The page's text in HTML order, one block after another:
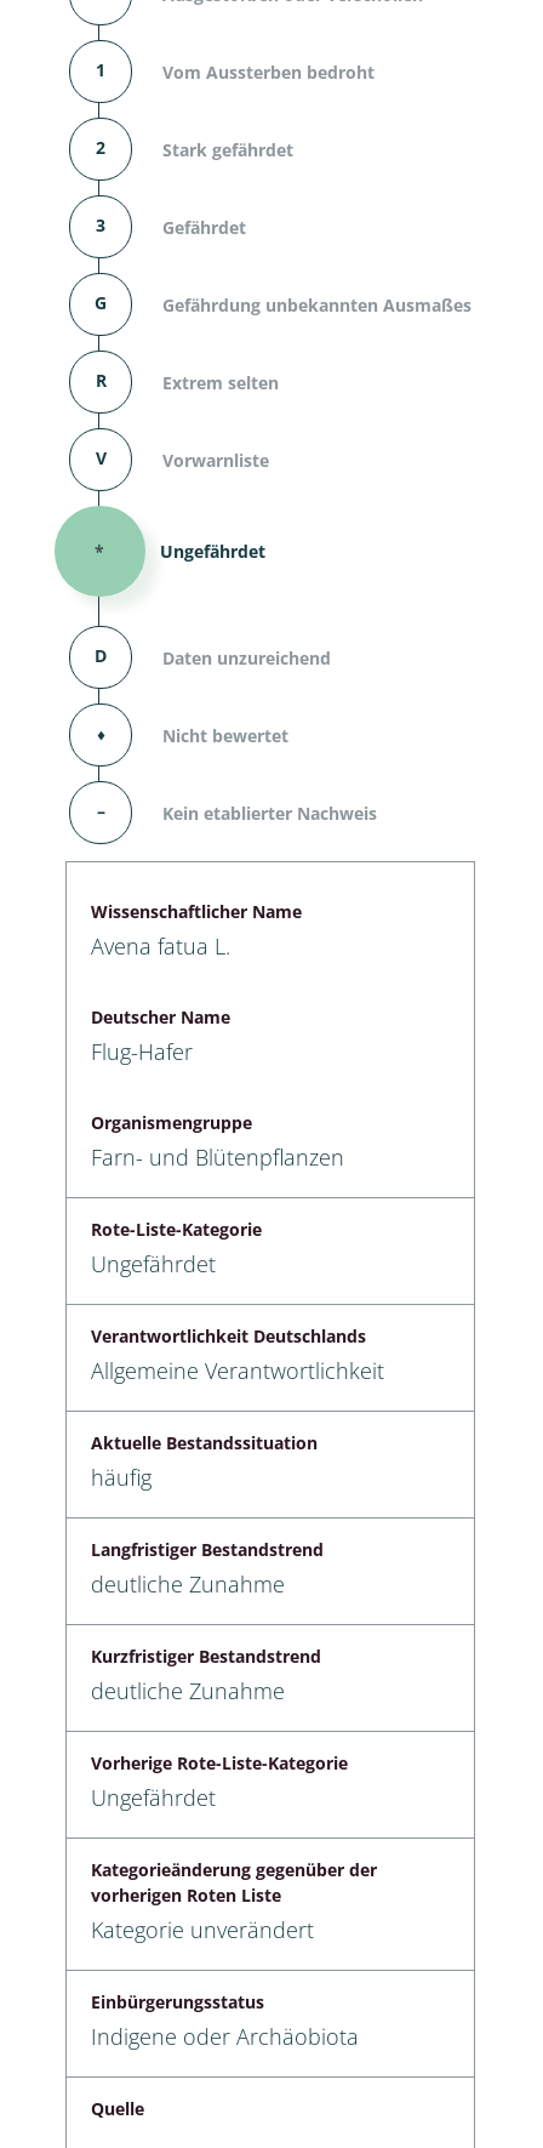
1 Vom Aussterben bedroht
2 Stark gefährdet
3 Gefährdet
G Gefährdung unbekannten Ausmaßes
R Extrem selten
V Vorwarnliste
* Ungefährdet
D Daten unzureichend
⬧ Nicht bewertet
– Kein etablierter Nachweis
Wissenschaftlicher Name
Avena fatua L.
Deutscher Name
Flug-Hafer
Organismengruppe
Farn- und Blütenpflanzen
Rote-Liste-Kategorie
Ungefährdet
Verantwortlichkeit Deutschlands
Allgemeine Verantwortlichkeit
Aktuelle Bestandssituation
häufig
Langfristiger Bestandstrend
deutliche Zunahme
Kurzfristiger Bestandstrend
deutliche Zunahme
Vorherige Rote-Liste-Kategorie
Ungefährdet
Kategorieänderung gegenüber der
vorherigen Roten Liste
Kategorie unverändert
Einbürgerungsstatus
Indigene oder Archäobiota
Quelle